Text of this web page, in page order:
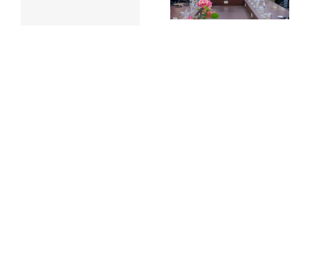
điện AES Mông